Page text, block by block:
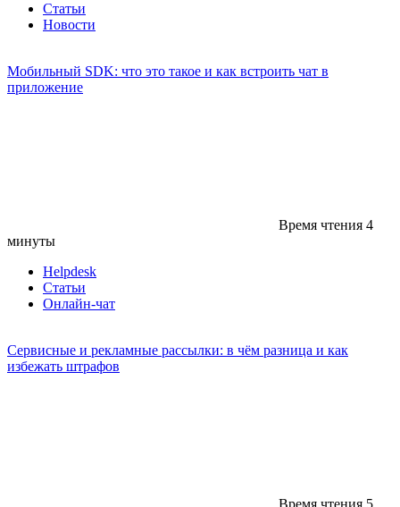
Статьи
Новости
Мобильный SDK: что это такое и как встроить чат в
приложение
Время чтения 4
минуты
Helpdesk
Статьи
Онлайн-чат
Сервисные и рекламные рассылки: в чём разница и как
избежать штрафов
Время чтения 5